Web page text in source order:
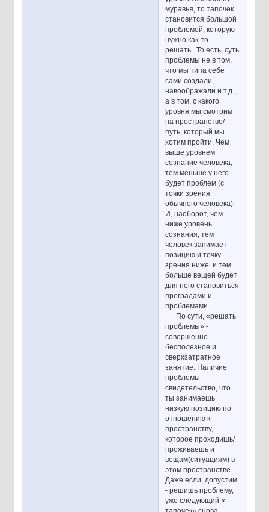
муравья, то тапочек
становится большой
проблемой, которую
нужно как-то
решать. То есть, суть
проблемы не в том,
что мы типа себе
сами создали,
навоображали и т.д.,
а в том, с какого
уровня мы смотрим
на пространство/
путь, который мы
хотим пройти. Чем
выше уровнем
сознание человека,
тем меньше у него
будет проблем (с
точки зрения
обычного человека).
И, наоборот, чем
ниже уровень
сознания, тем
человек занимает
позицию и точку
зрения ниже и тем
больше вещей будет
для него становиться
преградами и
проблемами.
По сути, «решать
проблемы» -
совершенно
бесполезное и
сверхзатратное
занятие. Наличие
проблемы –
свидетельство, что
ты занимаешь
низкую позицию по
отношению к
пространству,
которое проходишь/
проживаешь и
вещам(ситуациям) в
этом пространстве.
Даже если, допустим
- решишь проблему,
уже следующий «